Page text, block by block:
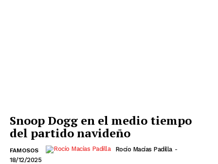
Estados
Snoop Dogg en el medio tiempo
del partido navideño
FAMOSOS Rocío Macías Padilla -
18/12/2025